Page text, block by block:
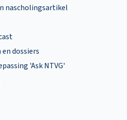
nascholingsartikel
dossiers
'Ask NTVG'